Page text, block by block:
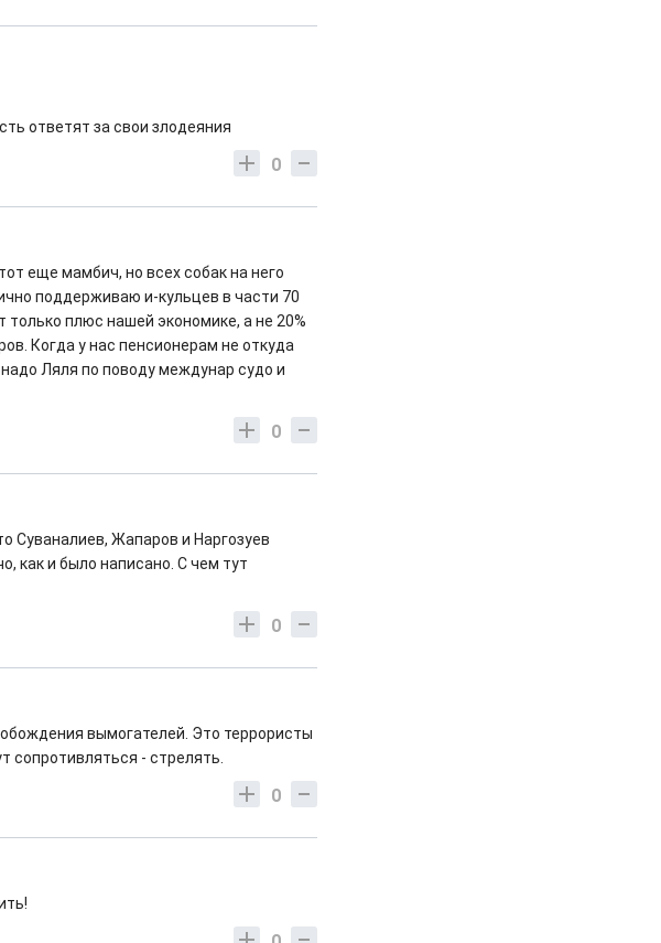
ответят за свои злодеяния
0
еще мамбич, но всех собак на него
поддерживаю и-кульцев в части 70
только плюс нашей экономике, а не 20%
Когда у нас пенсионерам не откуда
Ляля по поводу междунар судо и
0
Суваналиев, Жапаров и Наргозуев
как и было написано. С чем тут
0
вымогателей. Это террористы
сопротивляться - стрелять.
0